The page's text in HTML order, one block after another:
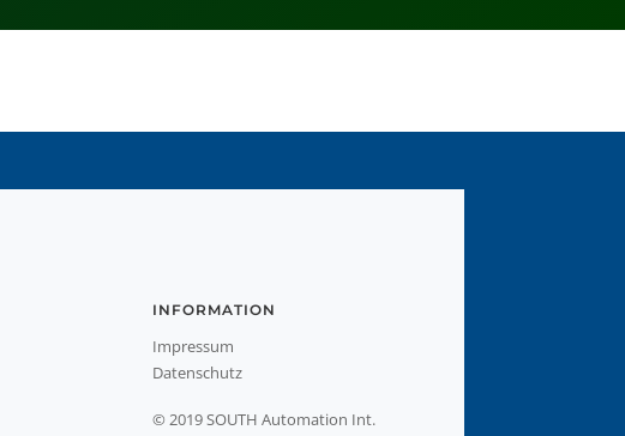
INFORMATION
Impressum
Datenschutz
© 2019 SOUTH Automation Int.